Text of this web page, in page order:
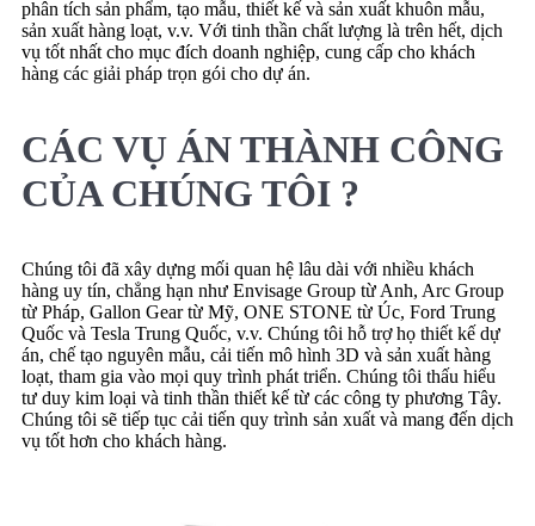
phân tích sản phẩm, tạo mẫu, thiết kế và sản xuất khuôn mẫu,
sản xuất hàng loạt, v.v. Với tinh thần chất lượng là trên hết, dịch
vụ tốt nhất cho mục đích doanh nghiệp, cung cấp cho khách
hàng các giải pháp trọn gói cho dự án.
CÁC VỤ ÁN THÀNH CÔNG
CỦA CHÚNG TÔI ?
Chúng tôi đã xây dựng mối quan hệ lâu dài với nhiều khách
hàng uy tín, chẳng hạn như Envisage Group từ Anh, Arc Group
từ Pháp, Gallon Gear từ Mỹ, ONE STONE từ Úc, Ford Trung
Quốc và Tesla Trung Quốc, v.v. Chúng tôi hỗ trợ họ thiết kế dự
án, chế tạo nguyên mẫu, cải tiến mô hình 3D và sản xuất hàng
loạt, tham gia vào mọi quy trình phát triển. Chúng tôi thấu hiểu
tư duy kim loại và tinh thần thiết kế từ các công ty phương Tây.
Chúng tôi sẽ tiếp tục cải tiến quy trình sản xuất và mang đến dịch
vụ tốt hơn cho khách hàng.